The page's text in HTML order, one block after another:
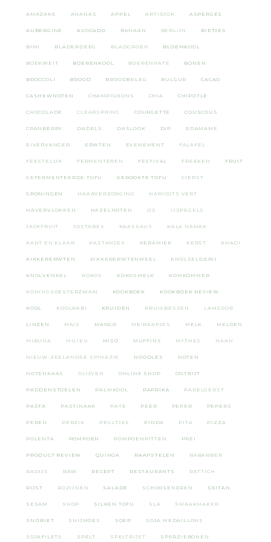
AMAZAKE ANANAS APPEL ARTISJOK ASPERGES
AUBERGINE AVOCADO BANAAN BERLIJN BIETJES
BIMI BLADERDEEG BLADGROEN BLOEMKOOL
BOEKWEIT BOERENKOOL BOERENPATE BONEN
BROCCOLI BROOD BROODBELEG BULGUR CACAO
CASHEWNOTEN CHAMPIGNONS CHIA CHIPOTLE
CHOCOLADE CLEARSPRING COURGETTE COUSCOUS
CRANBERRY DADELS DASLOOK DIP EDAMAME
EIVERVANGER ERWTEN EVENEMENT FALAFEL
FEESTELIJK FERMENTEREN FESTIVAL FREEKEH FRUIT
GEFERMENTEERDE TOFU GEROOKTE TOFU GIERST
GRONINGEN HAARVERZORGING HARICOTS VERT
HAVERVLOKKEN HAZELNOTEN IJS IJSPEGELS
JACKFRUIT JOSTABES KAASSAUS KALA NAMAK
KANT EN KLAAR KASTANJES KERAMIEK KERST KHADI
KIKKERERWTEN KIKKERERWTENMEEL KNOLSELDERIJ
KNOLVENKEL KOKOS KOKOSMELK KOMKOMMER
KONINGSOESTERZWAM KOOKBOEK KOOKBOEK REVIEW
KOOL KOOLRABI KRUIDEN KRUISBESSEN LAMSOOR
LINZEN MAIS MANGO MEIRAAPJES MELK MELOEN
MIBUNA MILIEU MISO MUFFINS MYTHES NAAN
NIEUW-ZEELANDSE SPINAZIE NOODLES NOTEN
NOTENKAAS OLIJVEN ONLINE SHOP ONTBIJT
PADDENSTOELEN PALMKOOL PAPRIKA PARELGERST
PASTA PASTINAAK PATE PEER PEPER PEPERS
PEREN PERZIK PEULTJES PINDA PITA PIZZA
POLENTA POMPOEN POMPOENPITTEN PREI
PRODUCT REVIEW QUINOA RAAPSTELEN RABARBER
RADIJS RAW RECEPT RESTAURANTS RETTICH
RIJST ROZIJNEN SALADE SCHORSENEREN SEITAN
SESAM SHOP SILKEN TOFU SLA SMAAKMAKER
SNIJBIET SNIJMOES SOEP SOJA MEDAILLONS
SOJAFILETS SPELT SPELTRIJST SPERZIEBONEN